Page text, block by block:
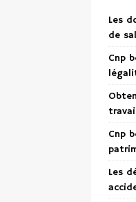
Les
de
Cnp
Cnp
Les